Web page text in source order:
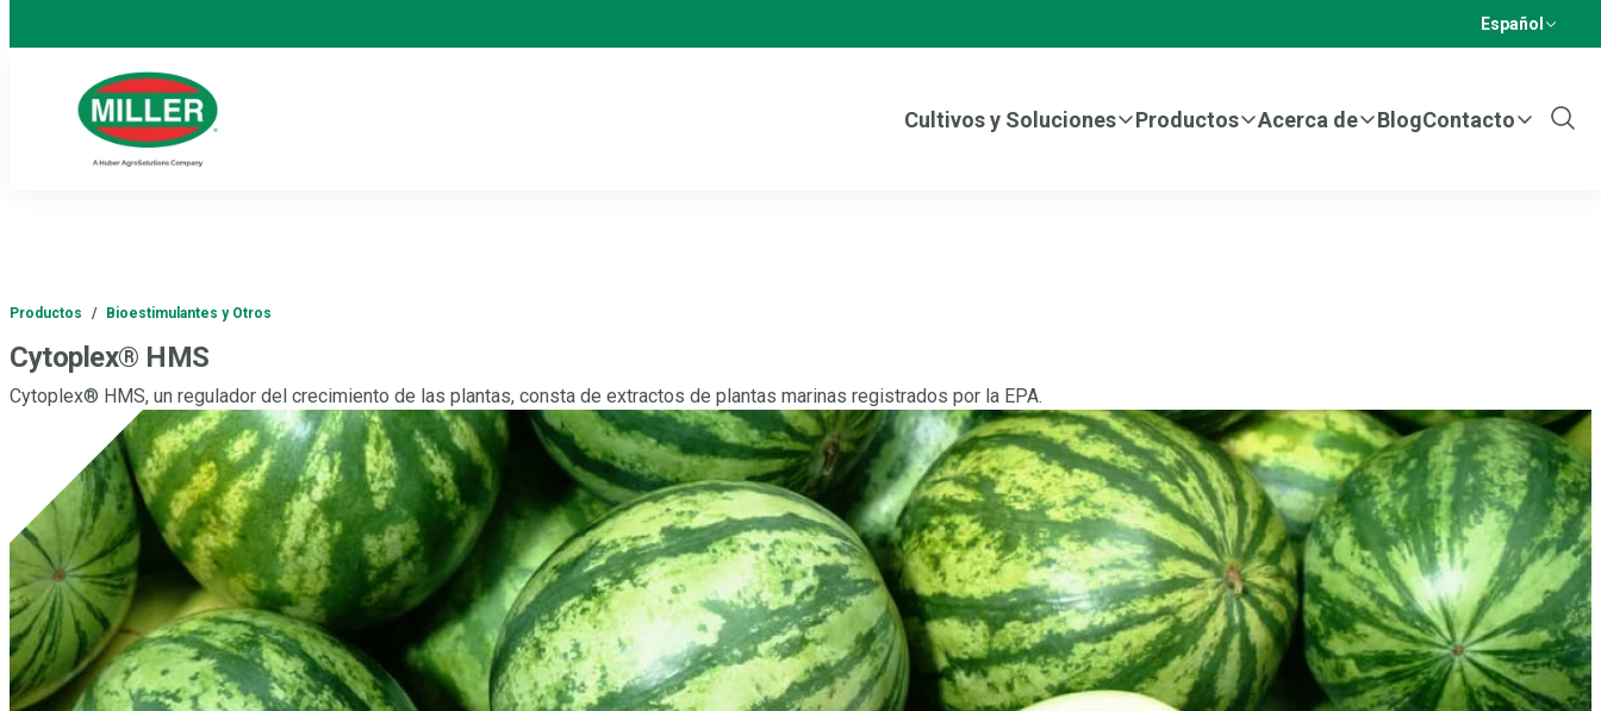
Español
Cultivos y Soluciones Productos Acerca de BlogContacto
Show
Productos / Bioestimulantes y Otros
Cytoplex® HMS
Cytoplex® HMS, un regulador del crecimiento de las plantas, consta de extractos de plantas marinas registrados por la EPA.